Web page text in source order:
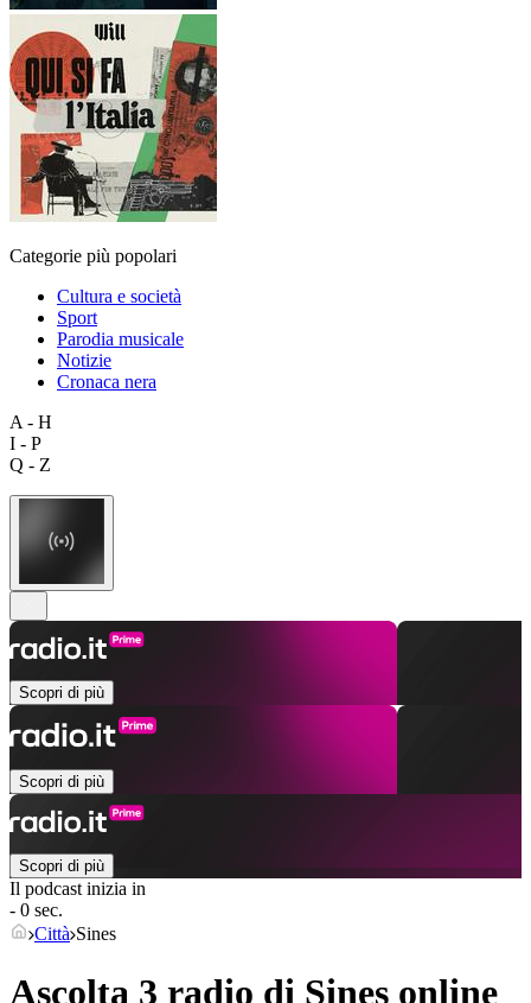
Categorie più popolari
Cultura e società
Sport
Parodia musicale
Notizie
Cronaca nera
A - H
I - P
Q - Z
Scopri di più
Scopri di più
Scopri di più
Il podcast inizia in
- 0 sec.
Città Sines
Ascolta 3 radio di Sines online